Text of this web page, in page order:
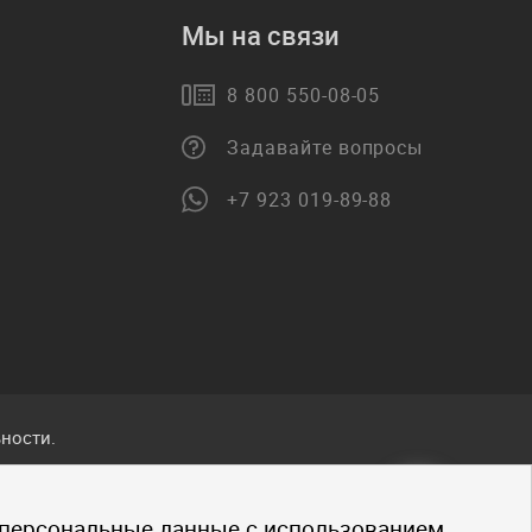
Мы на связи
8 800 550-08-05
Задавайте вопросы
+7 923 019-89-88